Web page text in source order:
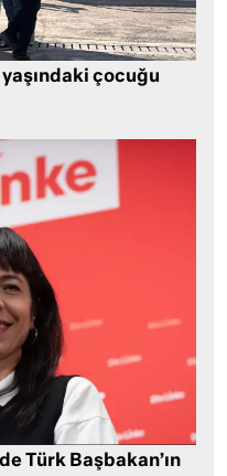
çocuğu
Türk Başbakan’ın